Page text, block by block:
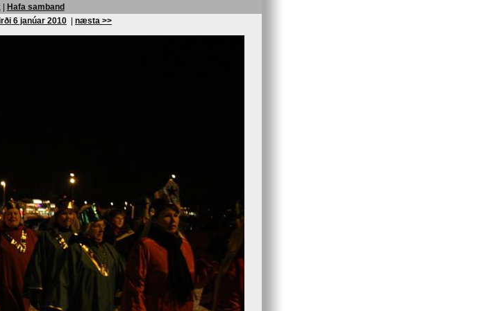
|
Hafa samband
6 janúar 2010 næsta >>